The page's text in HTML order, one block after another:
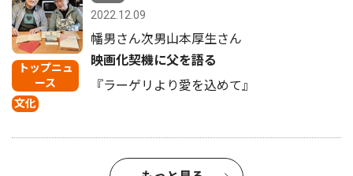
トップニュ
ース
文化
2022.12.09
幡男さん次男山本厚生さん
映画化契機に父を語る
『ラーゲリより愛を込めて』